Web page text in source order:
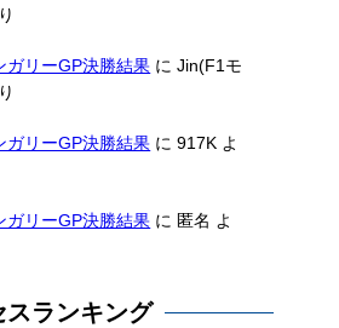
ガリーGP決勝結果 にJin(F1モ
ガリーGP決勝結果 に917K よ
ガリーGP決勝結果 に 匿名 よ
スランキング